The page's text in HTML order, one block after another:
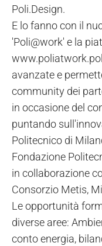
Poli.Design.
E lo fanno con il
'Poli@work' e la
avanzate e
community dei
in occasione del
puntando
Politecnico di
Fondazione
in collaborazione
Consorzio Metis,
Le opportunità
diverse aree:
conto energia,